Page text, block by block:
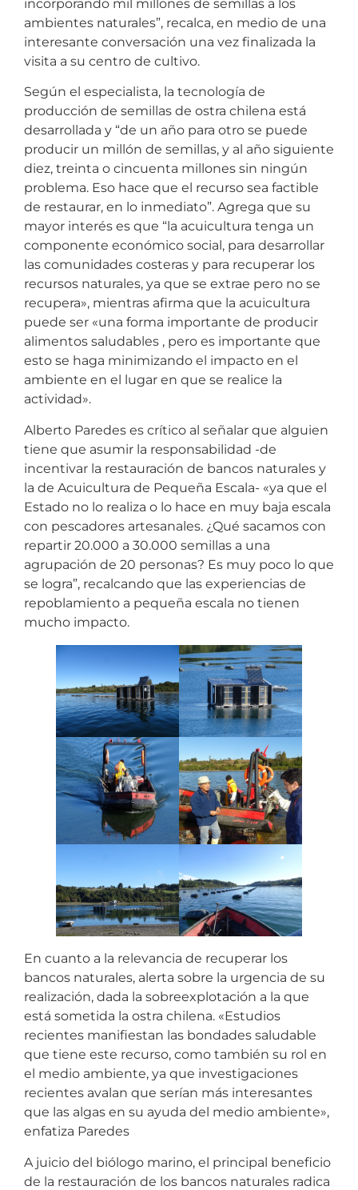
incorporando mil millones de semillas a los
ambientes naturales”, recalca, en medio de una
interesante conversación una vez finalizada la
visita a su centro de cultivo.
Según el especialista, la tecnología de
producción de semillas de ostra chilena está
desarrollada y “de un año para otro se puede
producir un millón de semillas, y al año siguiente
diez, treinta o cincuenta millones sin ningún
problema. Eso hace que el recurso sea factible
de restaurar, en lo inmediato”. Agrega que su
mayor interés es que “la acuicultura tenga un
componente económico social, para desarrollar
las comunidades costeras y para recuperar los
recursos naturales, ya que se extrae pero no se
recupera», mientras afirma que la acuicultura
puede ser «una forma importante de producir
alimentos saludables , pero es importante que
esto se haga minimizando el impacto en el
ambiente en el lugar en que se realice la
actividad».
Alberto Paredes es crítico al señalar que alguien
tiene que asumir la responsabilidad -de
incentivar la restauración de bancos naturales y
la de Acuicultura de Pequeña Escala- «ya que el
Estado no lo realiza o lo hace en muy baja escala
con pescadores artesanales. ¿Qué sacamos con
repartir 20.000 a 30.000 semillas a una
agrupación de 20 personas? Es muy poco lo que
se logra”, recalcando que las experiencias de
repoblamiento a pequeña escala no tienen
mucho impacto.
En cuanto a la relevancia de recuperar los
bancos naturales, alerta sobre la urgencia de su
realización, dada la sobreexplotación a la que
está sometida la ostra chilena. «Estudios
recientes manifiestan las bondades saludable
que tiene este recurso, como también su rol en
el medio ambiente, ya que investigaciones
recientes avalan que serían más interesantes
que las algas en su ayuda del medio ambiente»,
enfatiza Paredes
A juicio del biólogo marino, el principal beneficio
de la restauración de los bancos naturales radica